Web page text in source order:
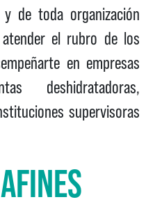
de toda organización
el rubro de los
en empresas
deshidratadoras,
supervisoras